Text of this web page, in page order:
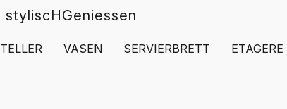
styliscHGeniessen
TELLER VASEN SERVIERBRETT ETAGERE